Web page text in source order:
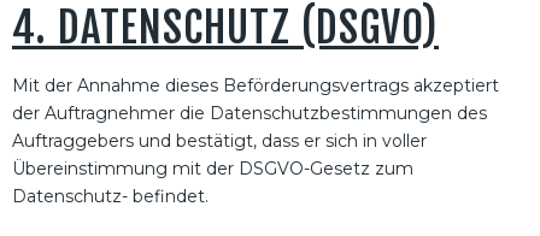
4. DATENSCHUTZ (DSGVO)
Mit der Annahme dieses Beförderungsvertrags akzeptiert
der Auftragnehmer die Datenschutzbestimmungen des
Auftraggebers und bestätigt, dass er sich in voller
Übereinstimmung mit der DSGVO-Gesetz zum
Datenschutz- befindet.